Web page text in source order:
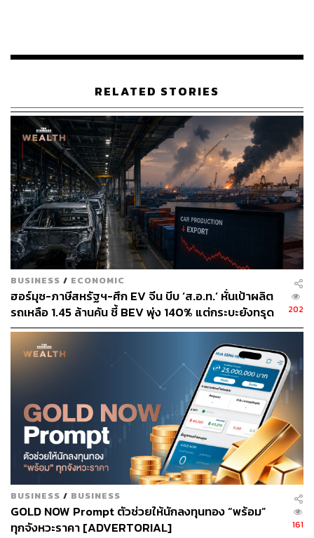
RELATED STORIES
BUSINESS / ECONOMIC
ฮอร์มุซ-ภาษีสหรัฐฯ-ศึก EV จีน บีบ ‘ส.อ.ท.’ หั่นเป้าผลิต
รถเหลือ 1.45 ล้านคัน ชี้ BEV พุ่ง 140% แต่กระบะยังทรุด
202
BUSINESS / BUSINESS
GOLD NOW Prompt ตัวช่วยให้นักลงทุนทอง “พร้อม”
ทุกจังหวะราคา [ADVERTORIAL]
161